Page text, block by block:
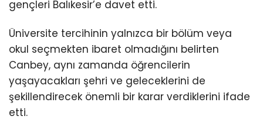
gençleri Balıkesir’e davet etti.
Üniversite tercihinin yalnızca bir bölüm veya
okul seçmekten ibaret olmadığını belirten
Canbey, aynı zamanda öğrencilerin
yaşayacakları şehri ve geleceklerini de
şekillendirecek önemli bir karar verdiklerini ifade
etti.